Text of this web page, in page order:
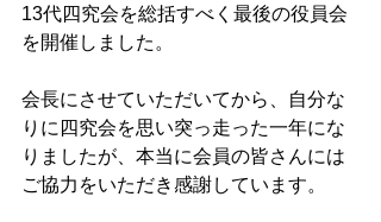
13代四究会を総括すべく最後の役員会
を開催しました。
会長にさせていただいてから、自分な
りに四究会を思い突っ走った一年にな
りましたが、本当に会員の皆さんには
ご協力をいただき感謝しています。